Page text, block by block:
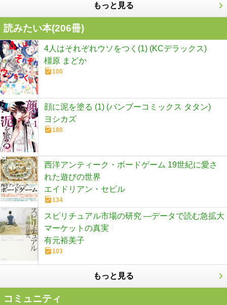
もっと見る
読みたい本(206冊)
4人はそれぞれウソをつく(1) (KCデラックス)
橿原 まどか
100
顔に泥を塗る (1) (バンブーコミックス タタン)
ヨシカズ
180
西洋アンティーク・ボードゲーム 19世紀に愛さ
れた遊びの世界
エイドリアン・セビル
134
スピリチュアル市場の研究 ―データで読む急拡大
マーケットの真実
有元裕美子
103
もっと見る
コミュニティ